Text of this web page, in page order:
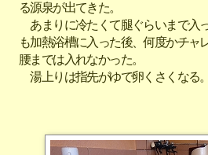
る源泉が出てきた。
あまりに冷たくて腿ぐらいまで入
も加熱浴槽に入った後、何度かチャ
腰までは入れなかった。
湯上りは指先がゆで卵くさくなる。